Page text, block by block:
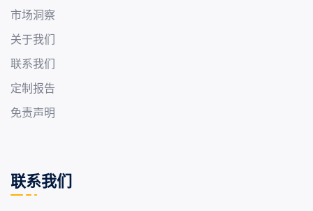
市场洞察
关于我们
联系我们
定制报告
免责声明
联系我们